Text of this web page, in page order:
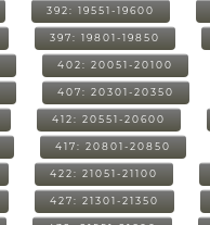
392: 19551-19600
397: 19801-19850
402: 20051-20100
407: 20301-20350
412: 20551-20600
417: 20801-20850
422: 21051-21100
427: 21301-21350